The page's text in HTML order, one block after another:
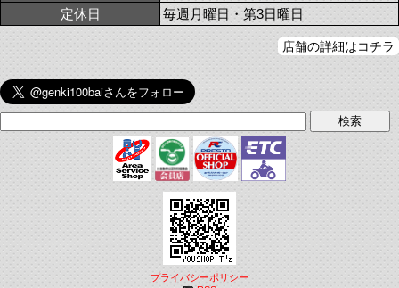
定休日
毎週月曜日・第3日曜日
店舗の詳細はコチラ
プライバシーポリシー